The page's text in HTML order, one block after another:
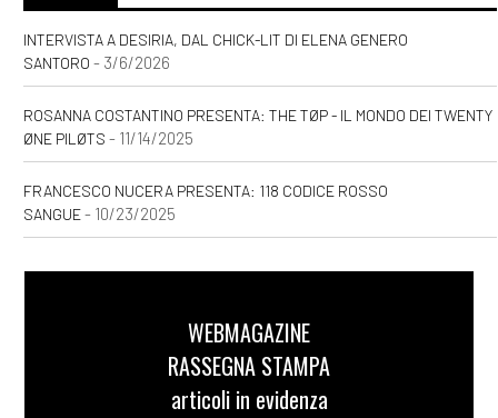
INTERVISTA A DESIRIA, DAL CHICK-LIT DI ELENA GENERO
SANTORO - 3/6/2026
ROSANNA COSTANTINO PRESENTA: THE TØP - IL MONDO DEI TWENTY
ØNE PILØTS - 11/14/2025
FRANCESCO NUCERA PRESENTA: 118 CODICE ROSSO
SANGUE- 10/23/2025
WEBMAGAZINE
RASSEGNA STAMPA
articoli in evidenza